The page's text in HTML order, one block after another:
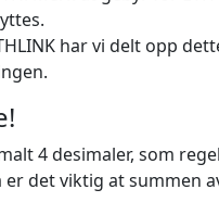
har vi delt opp
4 desimaler, som
det viktig at summen